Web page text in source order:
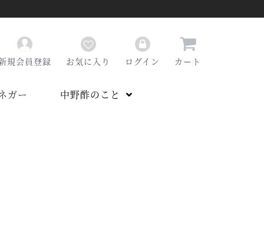
規会員登録 お気に入り ログイン カート
ガー 中野酢のこと